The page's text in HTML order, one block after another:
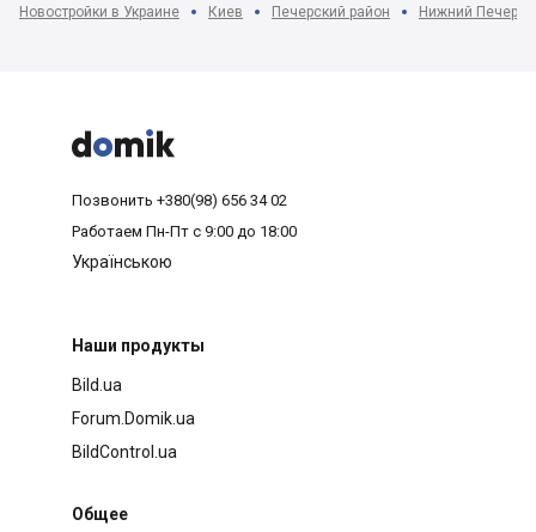
Новостройки в Украине Киев Печерский район Нижний Печерск



Позвонить +380(98) 656 34 02
Работаем Пн-Пт с 9:00 до 18:00
Українською
Наши продукты
Bild.ua
Forum.Domik.ua
BildControl.ua
Общее